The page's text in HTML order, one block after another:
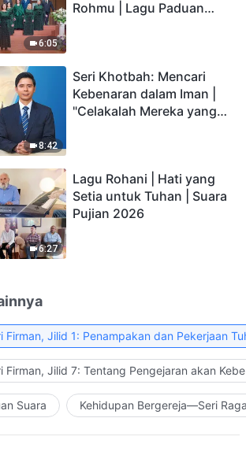
6:05
Rohmu | Lagu Paduan
8:42
Seri Khotbah: Mencari
Kebenaran dalam Iman |
"Celakalah Mereka yang
6:27
Lagu Rohani | Hati yang
Setia untuk Tuhan | Suara
Pujian 2026
Firman, Jilid 1: Penampakan dan Pekerjaan
Firman, Jilid 7: Tentang Pengejaran akan
Suara Kehidupan Bergereja—Seri